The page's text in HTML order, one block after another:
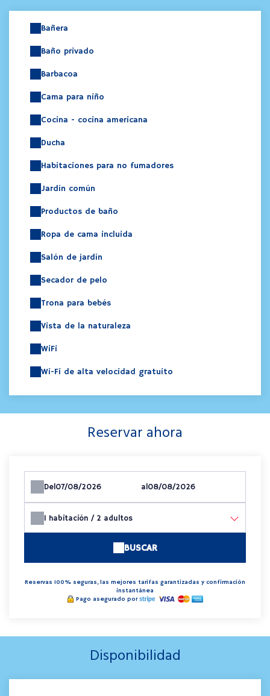
Bañera
Baño privado
Barbacoa
Cama para niño
Cocina - cocina americana
Ducha
Habitaciones para no fumadores
Jardín común
Productos de baño
Ropa de cama incluida
Salón de jardín
Secador de pelo
Trona para bebés
Vista de la naturaleza
WiFi
Wi-Fi de alta velocidad gratuito
Reservar ahora
Del al
1 habitación / 2 adultos
BUSCAR
Reservas 100% seguras, las mejores tarifas garantizadas y confirmación
instantánea
Pago asegurado por
Disponibilidad